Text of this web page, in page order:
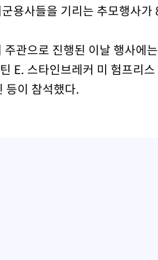
유 서울대 공대 교수…이병태
용사들을 기리는 추모행사
관으로 진행된 이날 행사에
E. 스타인브레커 미 험프리
등이 참석했다.